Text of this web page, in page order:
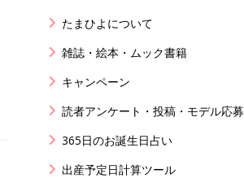
たまひよについて
雑誌・絵本・ムック書籍
キャンペーン
読者アンケート・投稿・モデル応募
365日のお誕生日占い
出産予定日計算ツール